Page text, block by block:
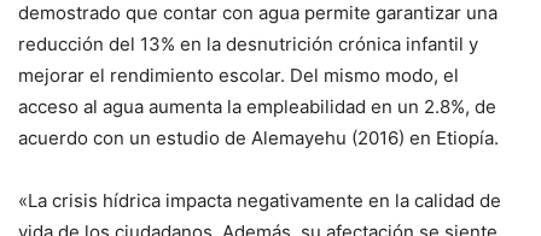
demostrado que contar con agua permite garantizar una
reducción del 13% en la desnutrición crónica infantil y
mejorar el rendimiento escolar. Del mismo modo, el
acceso al agua aumenta la empleabilidad en un 2.8%, de
acuerdo con un estudio de Alemayehu (2016) en Etiopía.
«La crisis hídrica impacta negativamente en la calidad de